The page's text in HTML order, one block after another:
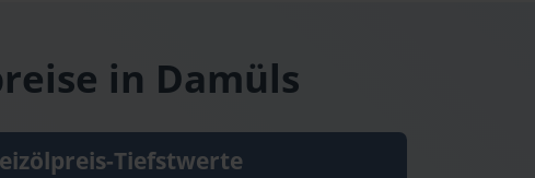
in Damüls
Tiefstwerte